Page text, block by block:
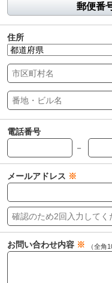
郵便番
住所
電話番号
－
メールアドレス ※
お問い合わせ内容 ※ （全角